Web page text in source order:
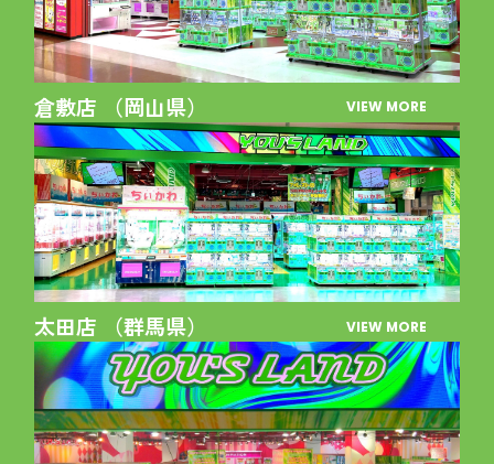
倉敷店 （岡山県） VIEW MORE
太田店 （群馬県） VIEW MORE